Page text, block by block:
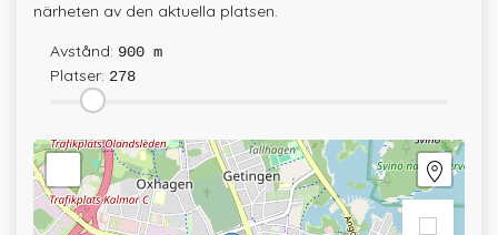
närheten av den aktuella platsen.
Avstånd: 900 m
Platser: 278